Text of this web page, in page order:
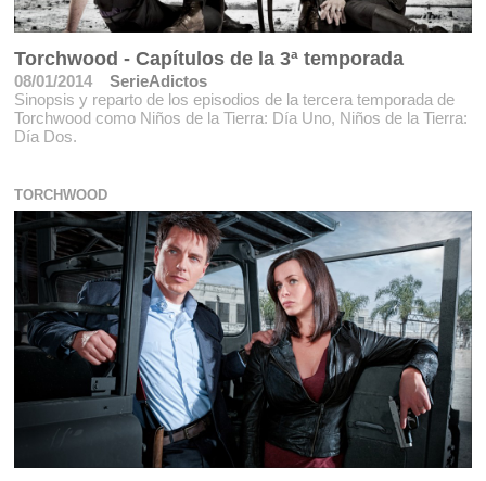
Torchwood - Capítulos de la 3ª temporada
08/01/2014
SerieAdictos
Sinopsis y reparto de los episodios de la tercera temporada de
Torchwood como Niños de la Tierra: Día Uno, Niños de la Tierra:
Día Dos.
TORCHWOOD